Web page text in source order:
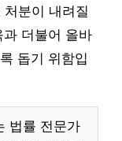
분이 내려질
더불어 올바
돕기 위함입
법률 전문가